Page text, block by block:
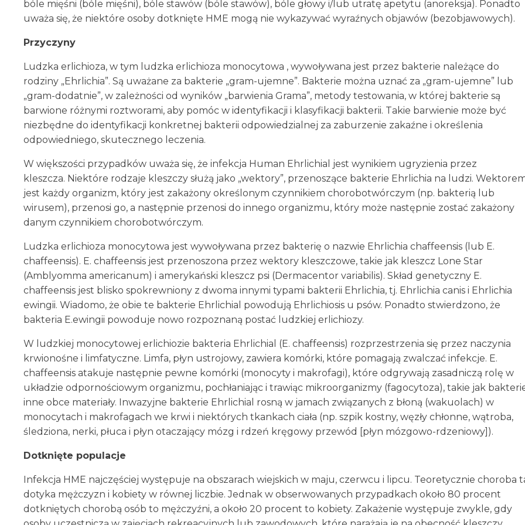
bóle mięśni (bóle mięśni), bóle stawów (bóle stawów), bóle głowy i/lub utratę apetytu (anoreksja). Ponadto
uważa się, że niektóre osoby dotknięte HME mogą nie wykazywać wyraźnych objawów (bezobjawowych).
Przyczyny
Ludzka erlichioza, w tym ludzka erlichioza monocytowa , wywoływana jest przez bakterie należące do
rodziny „Ehrlichia”. Są uważane za bakterie „gram-ujemne”. Bakterie można uznać za „gram-ujemne” lub
„gram-dodatnie”, w zależności od wyników „barwienia Grama”, metody testowania, w której bakterie są
barwione różnymi roztworami, aby pomóc w identyfikacji i klasyfikacji bakterii. Takie barwienie może być
niezbędne do identyfikacji konkretnej bakterii odpowiedzialnej za zaburzenie zakaźne i określenia
odpowiedniego, skutecznego leczenia.
W większości przypadków uważa się, że infekcja Human Ehrlichial jest wynikiem ugryzienia przez
kleszcza. Niektóre rodzaje kleszczy służą jako „wektory”, przenoszące bakterie Ehrlichia na ludzi.
jest każdy organizm, który jest zakażony określonym czynnikiem chorobotwórczym (np. bakterią lub
wirusem), przenosi go, a następnie przenosi do innego organizmu, który może następnie zostać zakażony
danym czynnikiem chorobotwórczym.
Ludzka erlichioza monocytowa jest wywoływana przez bakterię o nazwie Ehrlichia chaffeensis (lub E.
chaffeensis). E. chaffeensis jest przenoszona przez wektory kleszczowe, takie jak kleszcz Lone Star
(Amblyomma americanum) i amerykański kleszcz psi (Dermacentor variabilis). Skład genetyczny E.
chaffeensis jest blisko spokrewniony z dwoma innymi typami bakterii Ehrlichia, tj. Ehrlichia canis i Ehrlichia
ewingii. Wiadomo, że obie te bakterie Ehrlichial powodują Ehrlichiosis u psów. Ponadto stwierdzono, że
bakteria E.ewingii powoduje nowo rozpoznaną postać ludzkiej erlichiozy.
W ludzkiej monocytowej erlichiozie bakteria Ehrlichial (E. chaffeensis) rozprzestrzenia się przez naczynia
krwionośne i limfatyczne. Limfa, płyn ustrojowy, zawiera komórki, które pomagają zwalczać infekcje. E.
chaffeensis atakuje następnie pewne komórki (monocyty i makrofagi), które odgrywają zasadniczą rolę w
układzie odpornościowym organizmu, pochłaniając i trawiąc mikroorganizmy (fagocytoza), takie jak
inne obce materiały. Inwazyjne bakterie Ehrlichial rosną w jamach związanych z błoną (wakuolach) w
monocytach i makrofagach we krwi i niektórych tkankach ciała (np. szpik kostny, węzły chłonne, wątroba,
śledziona, nerki, płuca i płyn otaczający mózg i rdzeń kręgowy przewód [płyn mózgowo-rdzeniowy]).
Dotknięte populacje
Infekcja HME najczęściej występuje na obszarach wiejskich w maju, czerwcu i lipcu. Teoretycznie choroba
dotyka mężczyzn i kobiety w równej liczbie. Jednak w obserwowanych przypadkach około 80 procent
dotkniętych chorobą osób to mężczyźni, a około 20 procent to kobiety. Zakażenie występuje zwykle, gdy